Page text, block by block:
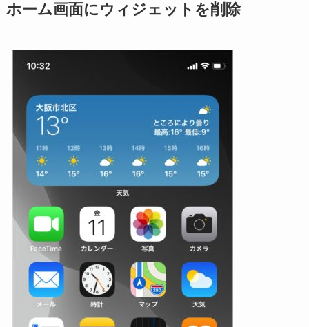
ホーム画面にウィジェットを削除